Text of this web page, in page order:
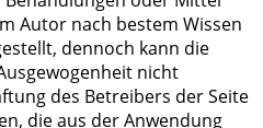
Autor nach bestem Wissen
dennoch kann die
nicht
des Betreibers der Seite
die aus der Anwendung